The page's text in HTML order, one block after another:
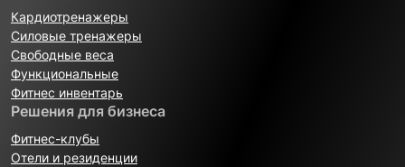
Кардиотренажеры
Силовые тренажеры
Свободные веса
Функциональные
Фитнес инвентарь
Решения для бизнеса
Фитнес-клубы
Отели и резиденции